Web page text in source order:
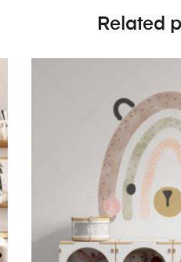
Related